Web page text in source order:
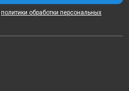
политики обработки персональных